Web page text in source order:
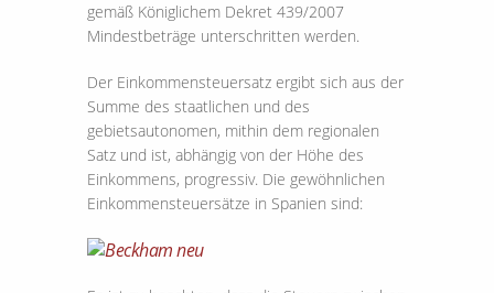
gemäß Königlichem Dekret 439/2007
Mindestbeträge unterschritten werden.
Der Einkommensteuersatz ergibt sich aus der
Summe des staatlichen und des
gebietsautonomen, mithin dem regionalen
Satz und ist, abhängig von der Höhe des
Einkommens, progressiv. Die gewöhnlichen
Einkommensteuersätze in Spanien sind: